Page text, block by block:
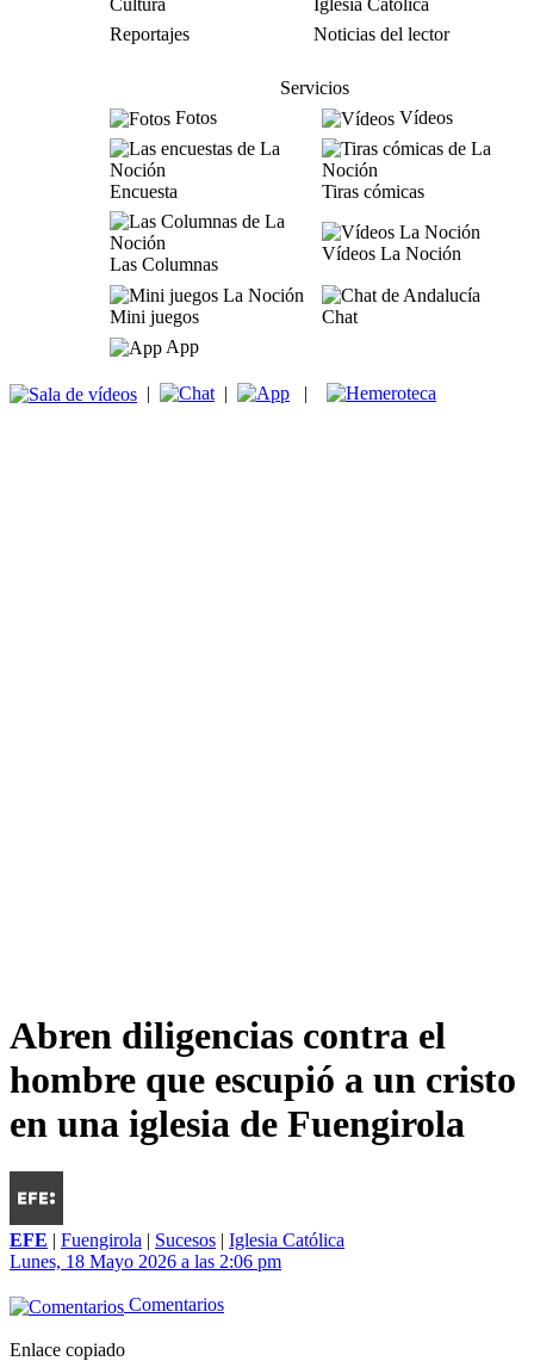
Cultura
Iglesia Católica
Reportajes
Noticias del lector
Servicios
Fotos
Vídeos
Encuesta Tiras cómicas
Las Columnas
Vídeos La Noción
Mini juegos
Chat
App
| | |
Abren diligencias contra el
hombre que escupió a un cristo
en una iglesia de Fuengirola
EFE | Fuengirola | Sucesos | Iglesia Católica
Lunes, 18 Mayo 2026 a las 2:06 pm
Comentarios
Enlace copiado